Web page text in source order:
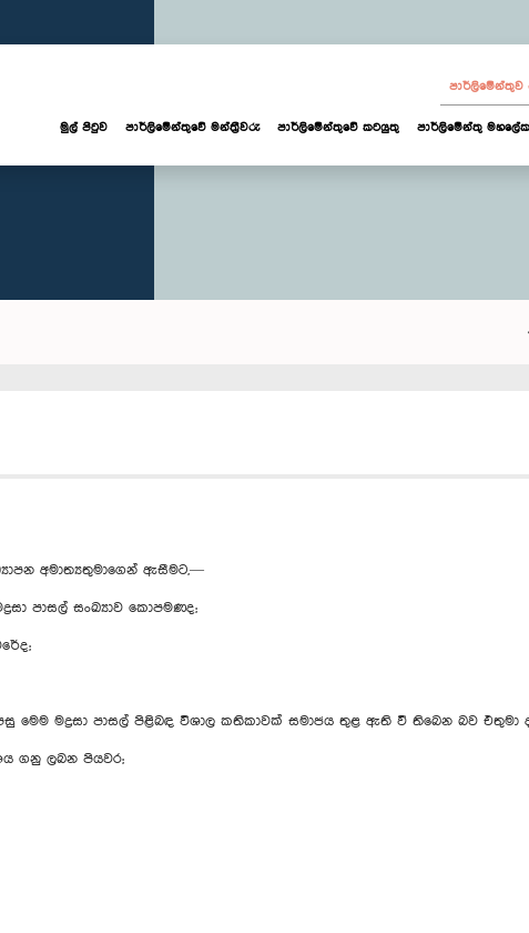
පාර්ලි‌මේන්තුව
මුල් පිටුව පාර්ලි‌මේන්තුවේ මන්ත්‍රීවරු පාර්ලිමේන්තුවේ කටයුතු පාර්ලිමේන්තු
අමාත්‍යතුමාගෙන් ඇසීමට,—
පාසල් සංඛ්‍යාව කොපමණද;
මෙම මද්‍රසා පාසල් පිළිබඳ විශාල කතිකාවක් සමාජය තුළ ඇති වී තිබෙන බව එතුමා
ගනු ලබන පියවර;